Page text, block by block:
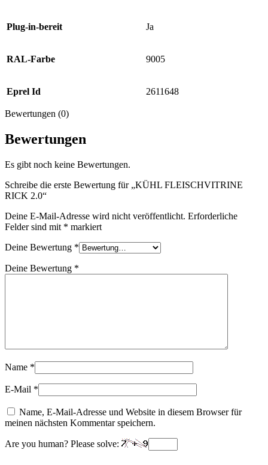
Plug-in-bereit Ja
RAL-Farbe 9005
Eprel Id 2611648
Bewertungen (0)
Bewertungen
Es gibt noch keine Bewertungen.
Schreibe die erste Bewertung für „KÜHL FLEISCHVITRINE
RICK 2.0“
Deine E-Mail-Adresse wird nicht veröffentlicht. Erforderliche
Felder sind mit * markiert
Deine Bewertung *
Deine Bewertung *
Name *
E-Mail *
Name, E-Mail-Adresse und Website in diesem Browser für
meinen nächsten Kommentar speichern.
Are you human? Please solve: